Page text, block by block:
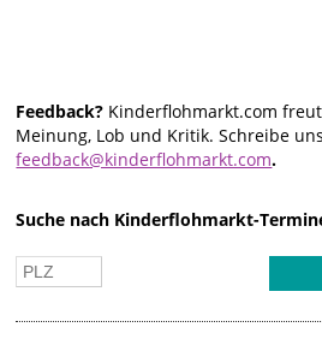
Feedback? Kinderflohmarkt.com
Meinung, Lob und Kritik. Schreibe
feedback@kinderflohmarkt.com.
Suche nach Kinderflohmarkt-